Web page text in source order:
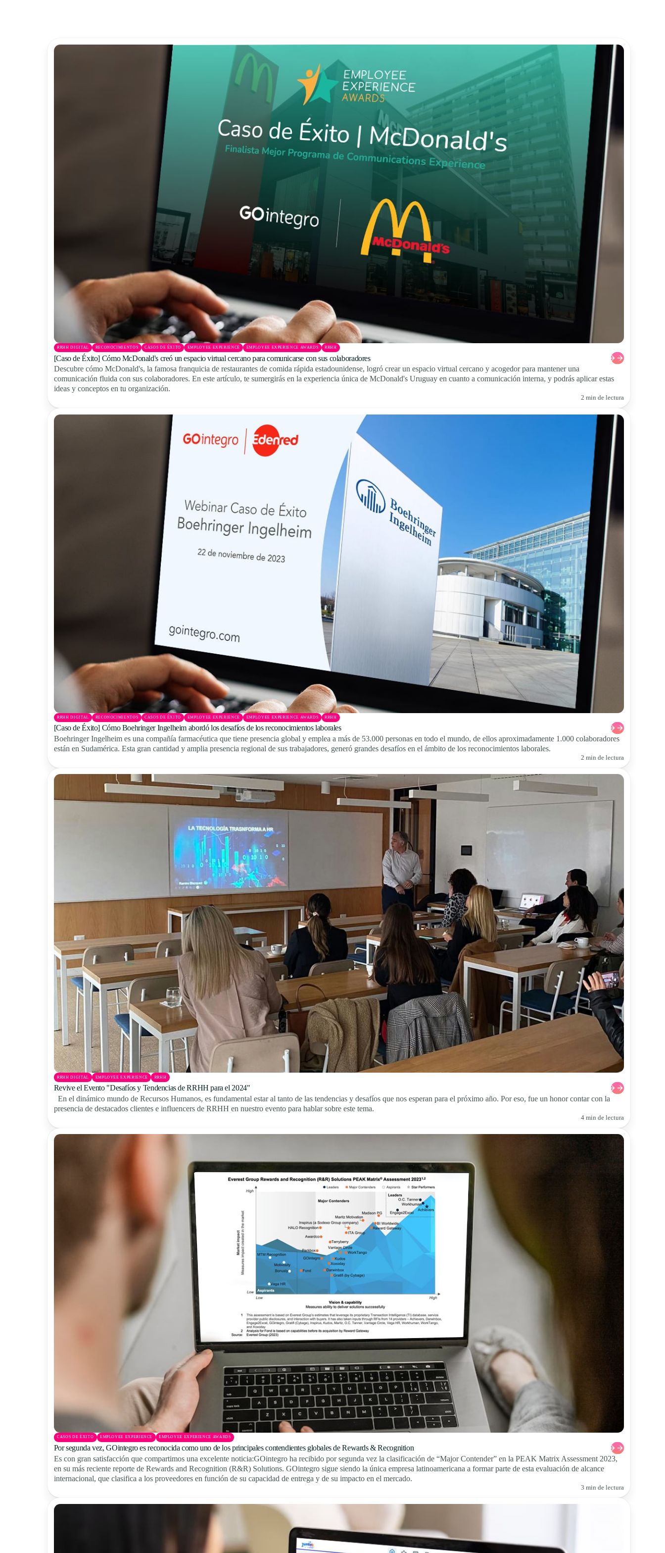
English
RRHH DIGITAL RECONOCIMIENTOS CASOS DE ÉXITO EMPLOYEE EXPERIENCE EMPLOYEE EXPERIENCE AWARDS RRHH
[Caso de Éxito] Cómo McDonald's creó un espacio virtual cercano para comunicarse con sus colaboradores
Descubre cómo McDonald's, la famosa franquicia de restaurantes de comida rápida estadounidense, logró crear un espacio virtual cercano y acogedor para mantener una
comunicación fluida con sus colaboradores. En este artículo, te sumergirás en la experiencia única de McDonald's Uruguay en cuanto a comunicación interna, y podrás aplicar estas
ideas y conceptos en tu organización.
2 min de lectura
RRHH DIGITAL RECONOCIMIENTOS CASOS DE ÉXITO EMPLOYEE EXPERIENCE EMPLOYEE EXPERIENCE AWARDS RRHH
[Caso de Éxito] Cómo Boehringer Ingelheim abordó los desafíos de los reconocimientos laborales
Boehringer Ingelheim es una compañía farmacéutica que tiene presencia global y emplea a más de 53.000 personas en todo el mundo, de ellos aproximadamente 1.000 colaboradores
están en Sudamérica. Esta gran cantidad y amplia presencia regional de sus trabajadores, generó grandes desafíos en el ámbito de los reconocimientos laborales.
2 min de lectura
RRHH DIGITAL EMPLOYEE EXPERIENCE RRHH
Revive el Evento "Desafíos y Tendencias de RRHH para el 2024"
En el dinámico mundo de Recursos Humanos, es fundamental estar al tanto de las tendencias y desafíos que nos esperan para el próximo año. Por eso, fue un honor contar con la
presencia de destacados clientes e influencers de RRHH en nuestro evento para hablar sobre este tema.
4 min de lectura
CASOS DE ÉXITO EMPLOYEE EXPERIENCE EMPLOYEE EXPERIENCE AWARDS
Por segunda vez, GOintegro es reconocida como uno de los principales contendientes globales de Rewards & Recognition
Es con gran satisfacción que compartimos una excelente noticia:GOintegro ha recibido por segunda vez la clasificación de “Major Contender” en la PEAK Matrix Assessment 2023,
en su más reciente reporte de Rewards and Recognition (R&R) Solutions. GOintegro sigue siendo la única empresa latinoamericana a formar parte de esta evaluación de alcance
internacional, que clasifica a los proveedores en función de su capacidad de entrega y de su impacto en el mercado.
3 min de lectura